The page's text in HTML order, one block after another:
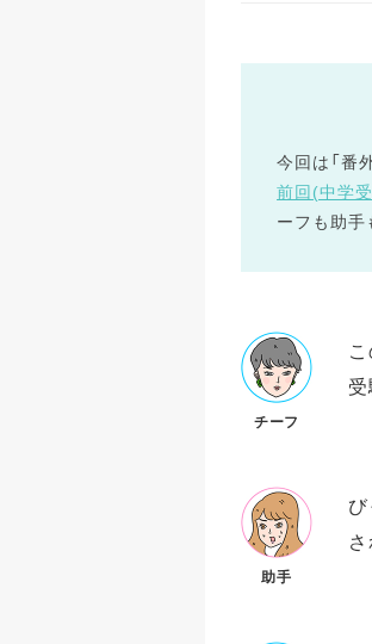
今回は「番
前回(中学
ーフも助手
チーフ
助手